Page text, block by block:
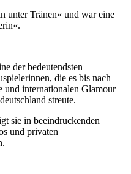
unter Tränen« und war eine
der bedeutendsten
die es bis nach
internationalen Glamour
streute.
sie in beeindruckenden
und privaten